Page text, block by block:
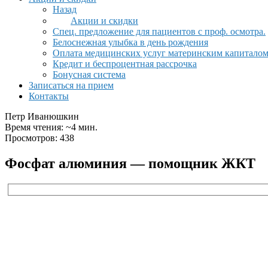
Назад
Акции и скидки
Спец. предложение для пациентов с проф. осмотра.
Белоснежная улыбка в день рождения
Оплата медицинских услуг материнским капиталом
Кредит и беспроцентная рассрочка
Бонусная система
Записаться на прием
Контакты
Петр Иванюшкин
Время чтения: ~4 мин.
Просмотров: 438
Фосфат алюминия — помощник ЖКТ